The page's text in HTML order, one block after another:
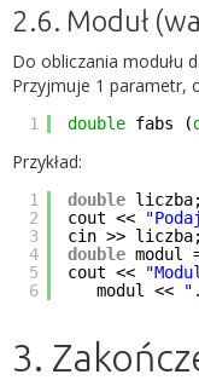
2.6. Moduł
Do obliczania modułu
Przyjmuje 1 parametr,
1 double fabs (
Przykład:
1
2
3
4
5
6
double liczba;
cout <<
cin >> liczba;
double modul
cout <<
modul <<
3.